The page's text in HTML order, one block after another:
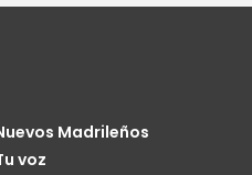
Madrileños
voz